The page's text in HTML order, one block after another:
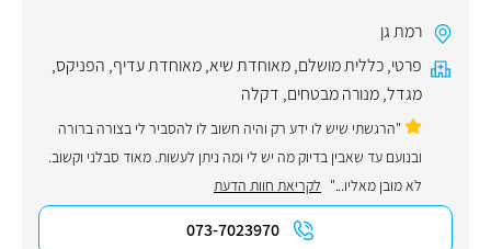
רמת גן
פרטי,כללית מושלם,מאוחדת שיא,מאוחדת עדיף, הפניקס,
מגדל,מנורה מבטחים, דקלה
"הרגשתי שיש לו ידע רק והיה חשוב לו להסביר לי בצורה ברורה
ובנועם עד שאבין בדיוק מה יש לי ומה ניתן לעשות. מאוד סבלני וקשוב.
לא מובן מאליו..." לקריאת חוות הדעת
073-7023970